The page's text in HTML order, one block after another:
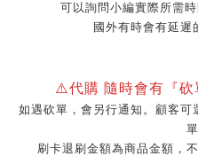
可以詢問小編實際所需
國外有時會有延遲
⚠️代購 隨時會有『砍
如遇砍單，會另行通知。顧客
單
刷卡退刷金額為商品金額，